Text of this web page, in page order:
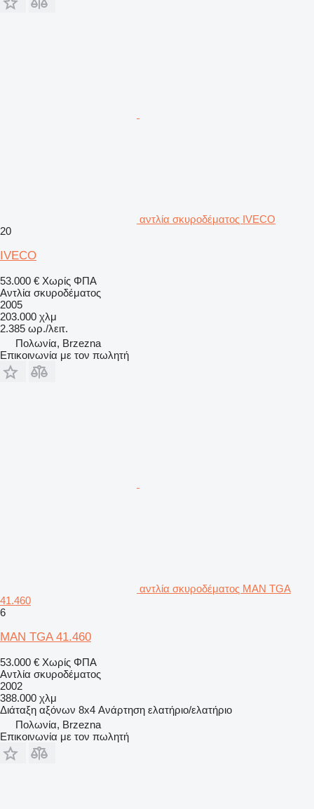
αντλία σκυροδέματος IVECO
20
IVECO
53.000 € Χωρίς ΦΠΑ
Αντλία σκυροδέματος
2005
203.000 χλμ
2.385 ωρ./λειτ.
Πολωνία, Brzezna
Επικοινωνία με τον πωλητή
αντλία σκυροδέματος MAN TGA
41.460
6
MAN TGA 41.460
53.000 € Χωρίς ΦΠΑ
Αντλία σκυροδέματος
2002
388.000 χλμ
Διάταξη αξόνων 8x4 Ανάρτηση ελατήριο/ελατήριο
Πολωνία, Brzezna
Επικοινωνία με τον πωλητή